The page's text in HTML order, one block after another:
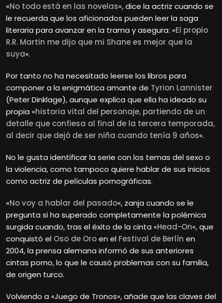
«No todo está en las novelas«, dice la actriz cuando se
le recuerda que los aficionados pueden leer la saga
literaria para avanzar en la trama y asegura: «El propio
R.R. Martin me dijo que mi Shane es mejor que la
suya«.
Por tanto no ha necesitado leerse los libros para
componer a la enigmática amante de Tyrion Lannister
(Peter Dinklage), aunque explica que ella ha ideado su
propia «historia vital del personaje, partiendo de un
detalle que confiesa al final de la tercera temporada,
al decir que dejó de ser niña cuando tenía 9 años«.
No le gusta identificar la serie con los temas del sexo o
la violencia, como tampoco quiere hablar de sus inicios
como actriz de películas pornográficas.
«No voy a hablar del pasado«, zanja cuando se le
pregunta si ha superado completamente la polémica
surgida cuando, tras el éxito de la cinta «Head-On«, que
conquistó el Oso de Oroen el Festival de Berlín en
2004, la prensa alemana informó de sus anteriores
cintas porno, lo que le causó problemas con su familia,
de origen turco.
Volviendo a «Juego de Tronos», añade que las claves del